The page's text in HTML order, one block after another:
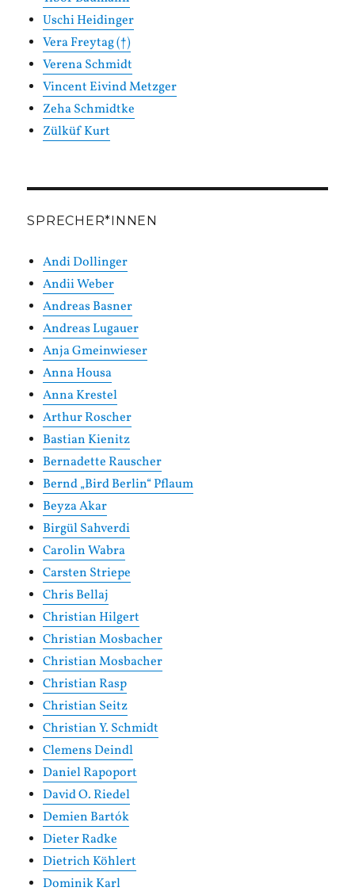
Uschi Heidinger
Vera Freytag (†)
Verena Schmidt
Vincent Eivind Metzger
Zeha Schmidtke
Zülküf Kurt
SPRECHER*INNEN
Andi Dollinger
Andii Weber
Andreas Basner
Andreas Lugauer
Anja Gmeinwieser
Anna Housa
Anna Krestel
Arthur Roscher
Bastian Kienitz
Bernadette Rauscher
Bernd „Bird Berlin“ Pflaum
Beyza Akar
Birgül Sahverdi
Carolin Wabra
Carsten Striepe
Chris Bellaj
Christian Hilgert
Christian Mosbacher
Christian Mosbacher
Christian Rasp
Christian Seitz
Christian Y. Schmidt
Clemens Deindl
Daniel Rapoport
David O. Riedel
Demien Bartók
Dieter Radke
Dietrich Köhlert
Dominik Karl